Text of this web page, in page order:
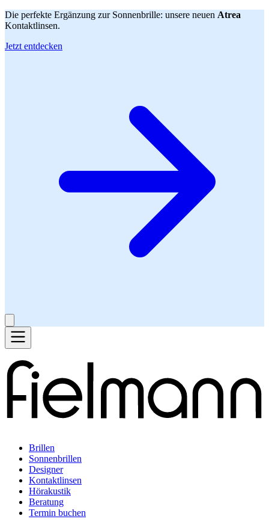
Die perfekte Ergänzung zur Sonnenbrille: unsere neuen Atrea
Kontaktlinsen.
Jetzt entdecken
Brillen
Sonnenbrillen
Designer
Kontaktlinsen
Hörakustik
Beratung
Termin buchen